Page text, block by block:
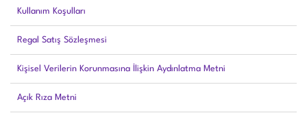
Kullanım Koşulları
Regal Satış Sözleşmesi
Kişisel Verilerin Korunmasına İlişkin Aydınlatma Metni
Açık Rıza Metni